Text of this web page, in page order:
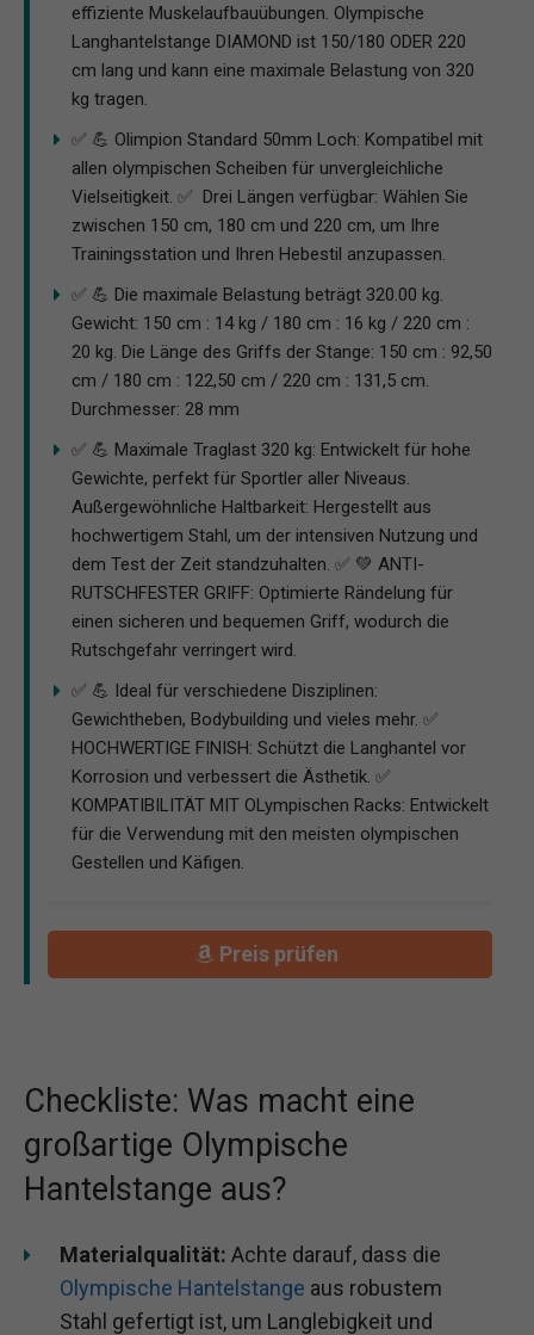
effiziente Muskelaufbauübungen. Olympische
Langhantelstange DIAMOND ist 150/180 ODER 220
cm lang und kann eine maximale Belastung von 320
kg tragen.
✅ 💪 Olimpion Standard 50mm Loch: Kompatibel mit
allen olympischen Scheiben für unvergleichliche
Vielseitigkeit. ✅ ️ Drei Längen verfügbar: Wählen Sie
zwischen 150 cm, 180 cm und 220 cm, um Ihre
Trainingsstation und Ihren Hebestil anzupassen.
✅ 💪 Die maximale Belastung beträgt 320.00 kg.
Gewicht: 150 cm : 14 kg / 180 cm : 16 kg / 220 cm :
20 kg. Die Länge des Griffs der Stange: 150 cm : 92,50
cm / 180 cm : 122,50 cm / 220 cm : 131,5 cm.
Durchmesser: 28 mm
✅ 💪 Maximale Traglast 320 kg: Entwickelt für hohe
Gewichte, perfekt für Sportler aller Niveaus.
Außergewöhnliche Haltbarkeit: Hergestellt aus
hochwertigem Stahl, um der intensiven Nutzung und
dem Test der Zeit standzuhalten. ✅ 💚 ANTI-
RUTSCHFESTER GRIFF: Optimierte Rändelung für
einen sicheren und bequemen Griff, wodurch die
Rutschgefahr verringert wird.
✅ 💪 Ideal für verschiedene Disziplinen:
Gewichtheben, Bodybuilding und vieles mehr. ✅
HOCHWERTIGE FINISH: Schützt die Langhantel vor
Korrosion und verbessert die Ästhetik. ✅ ️
KOMPATIBILITÄT MIT OLympischen Racks: Entwickelt
für die Verwendung mit den meisten olympischen
Gestellen und Käfigen.
Preis prüfen
Checkliste: Was macht eine
großartige Olympische
Hantelstange aus?
Materialqualität: Achte darauf, dass die
Olympische Hantelstange aus robustem
Stahl gefertigt ist, um Langlebigkeit und